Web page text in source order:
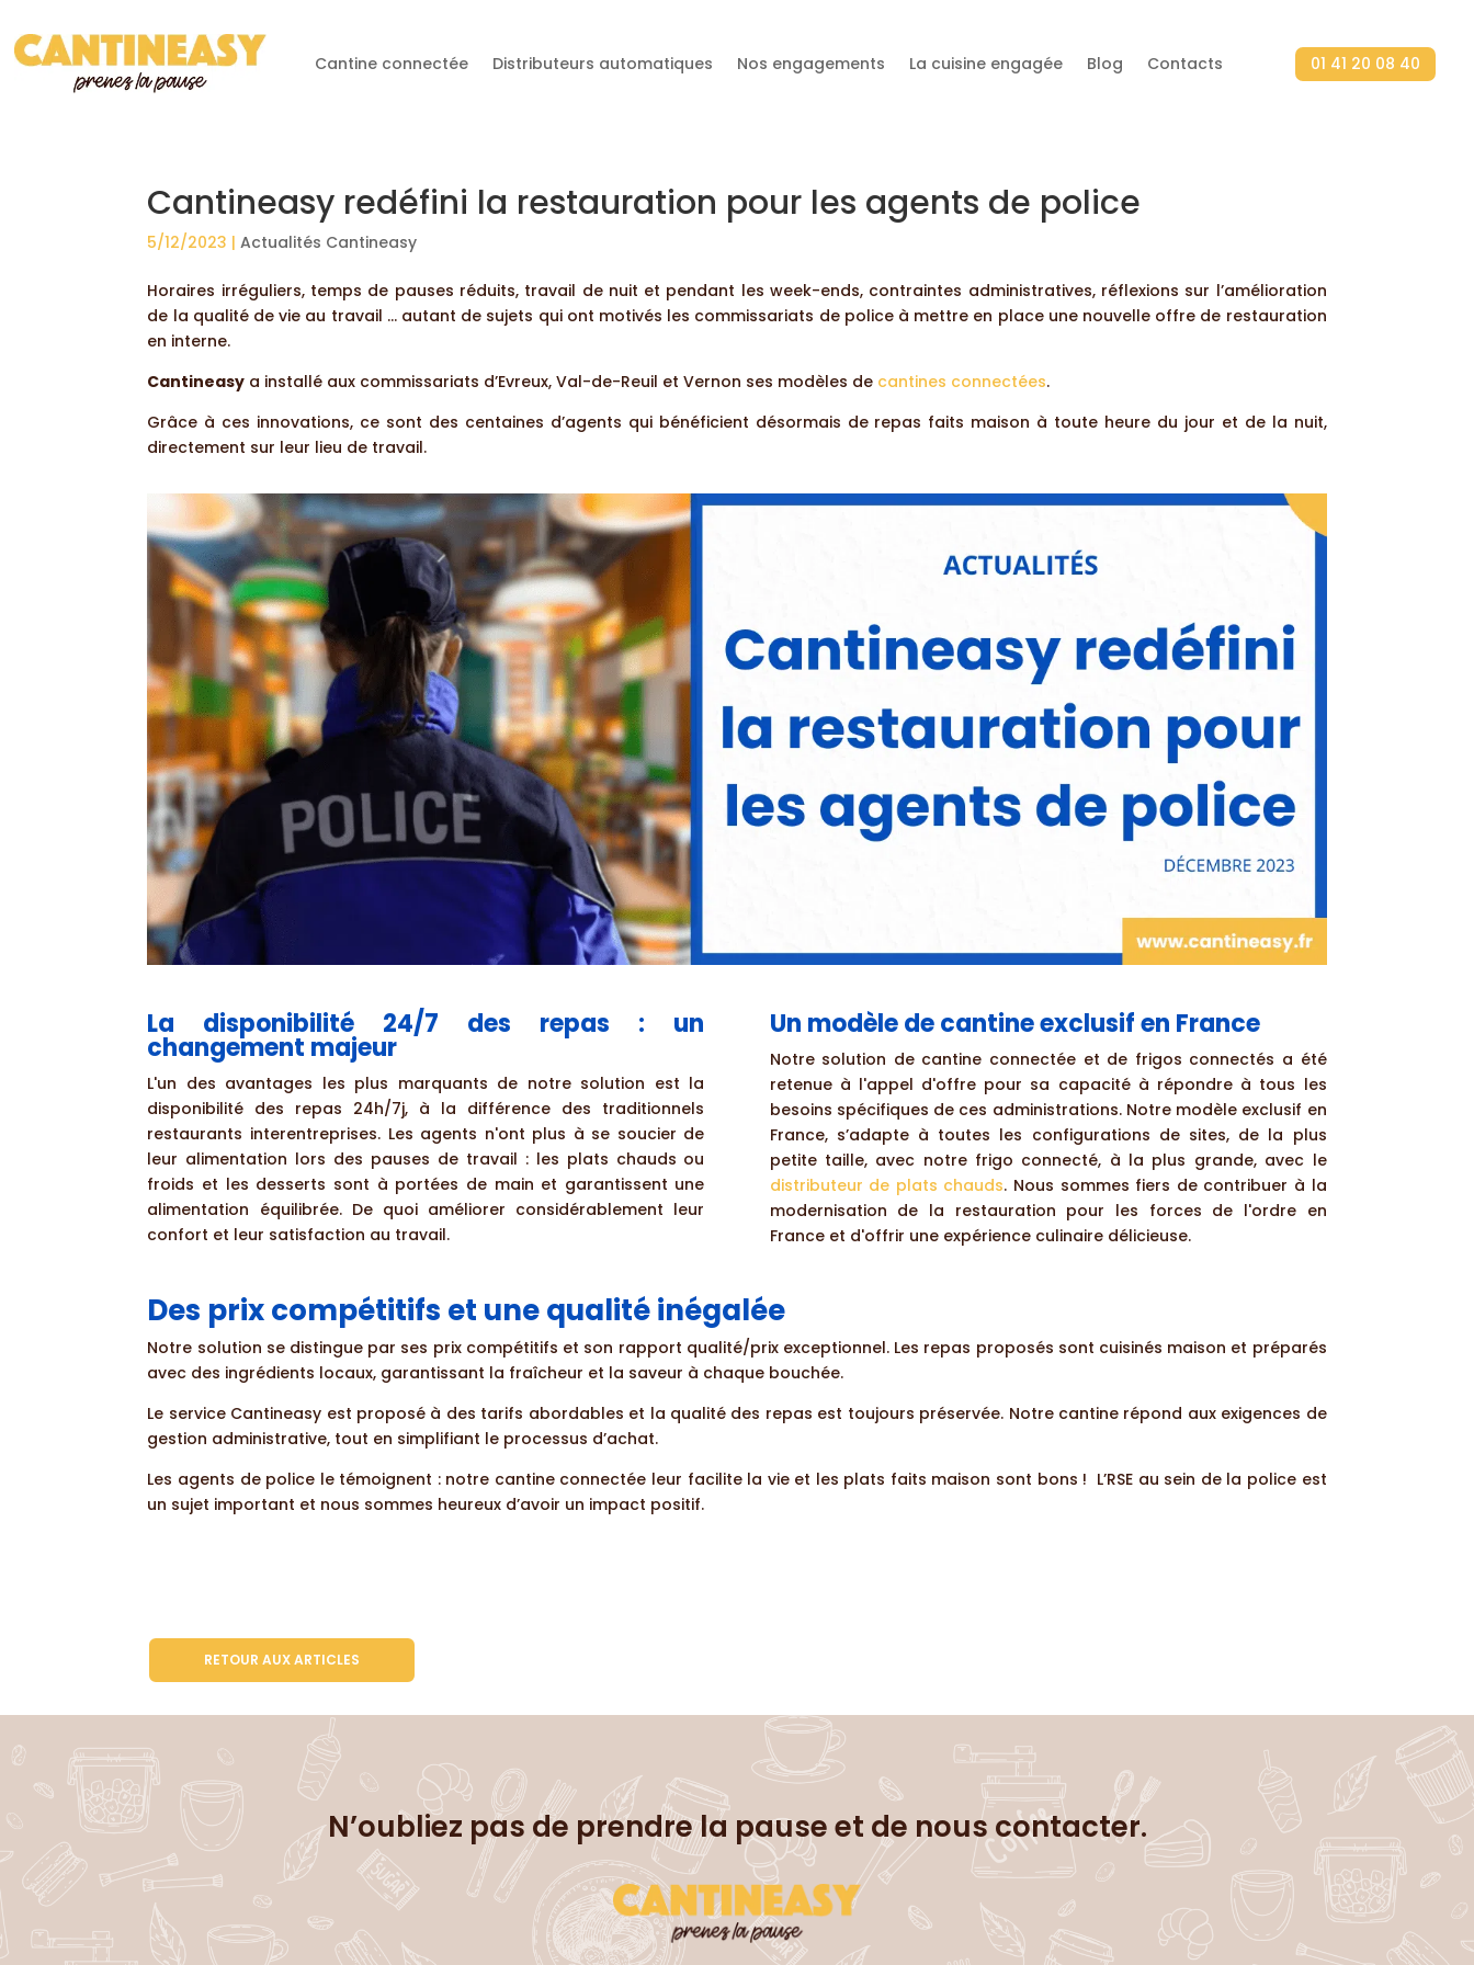
Cantine connectée Distributeurs automatiques Nos engagements La cuisine engagée Blog Contacts 01 41 20 08 40
Cantineasy redéfini la restauration pour les agents de police
5/12/2023 |Actualités Cantineasy
Horaires irréguliers, temps de pauses réduits, travail de nuit et pendant les week-ends, contraintes administratives, réflexions sur l’amélioration
de la qualité de vie au travail … autant de sujets qui ont motivés les commissariats de police à mettre en place une nouvelle offre de restauration
en interne.
Cantineasy a installé aux commissariats d’Evreux, Val-de-Reuil et Vernon ses modèles de cantines connectées.
Grâce à ces innovations, ce sont des centaines d’agents qui bénéficient désormais de repas faits maison à toute heure du jour et de la nuit,
directement sur leur lieu de travail.
La disponibilité 24/7 des repas : un
changement majeur
L'un des avantages les plus marquants de notre solution est la
disponibilité des repas 24h/7j, à la différence des traditionnels
restaurants interentreprises. Les agents n'ont plus à se soucier de
leur alimentation lors des pauses de travail : les plats chauds ou
froids et les desserts sont à portées de main et garantissent une
alimentation équilibrée. De quoi améliorer considérablement leur
confort et leur satisfaction au travail.
Un modèle de cantine exclusif en France
Notre solution de cantine connectée et de frigos connectés a été
retenue à l'appel d'offre pour sa capacité à répondre à tous les
besoins spécifiques de ces administrations. Notre modèle exclusif en
France, s’adapte à toutes les configurations de sites, de la plus
petite taille, avec notre frigo connecté, à la plus grande, avec le
distributeur de plats chauds. Nous sommes fiers de contribuer à la
modernisation de la restauration pour les forces de l'ordre en
France et d'offrir une expérience culinaire délicieuse.
Des prix compétitifs et une qualité inégalée
Notre solution se distingue par ses prix compétitifs et son rapport qualité/prix exceptionnel. Les repas proposés sont cuisinés maison et préparés
avec des ingrédients locaux, garantissant la fraîcheur et la saveur à chaque bouchée.
Le service Cantineasy est proposé à des tarifs abordables et la qualité des repas est toujours préservée. Notre cantine répond aux exigences de
gestion administrative, tout en simplifiant le processus d’achat.
Les agents de police le témoignent : notre cantine connectée leur facilite la vie et les plats faits maison sont bons ! L’RSE au sein de la police est
un sujet important et nous sommes heureux d’avoir un impact positif.
RETOUR AUX ARTICLES
N’oubliez pas de prendre la pause et de nous contacter.